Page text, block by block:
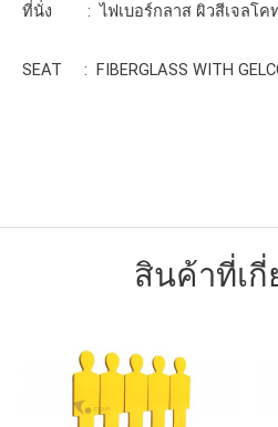
ที่นั่ง : ไฟเบอร์กลาส ผิวสีเจลโค
SEAT : FIBERGLASS WITH
สินค้าที่เกี่